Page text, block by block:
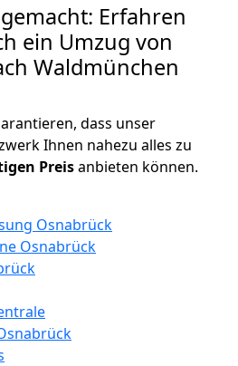
Erfahren
ein Umzug von
Waldmünchen
dass unser
Ihnen nahezu alles zu
Preisanbieten können.
Osnabrück
Osnabrück